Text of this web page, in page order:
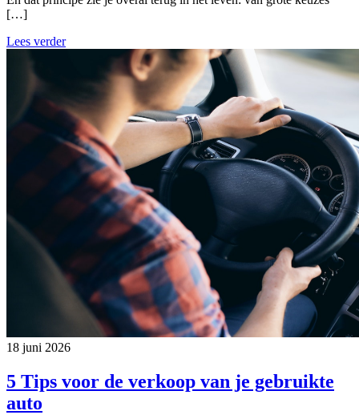
[…]
Lees verder
18 juni 2026
5 Tips voor de verkoop van je gebruikte
auto